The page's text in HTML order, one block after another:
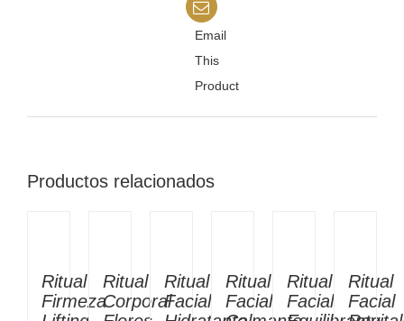
Email
This
Product
Productos relacionados
AÑADIR
VIEW
Ritual
Firmeza
VIEW
Ritual
Corporal
VIEW
Ritual
Facial
VIEW
Ritual
Facial
VIEW
Ritual
Facial
VIEW
Ritual
Facial